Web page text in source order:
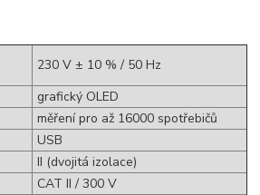
230 V ± 10 % / 50 Hz
grafický OLED
měření pro až 16000 spotřebičů
USB
II (dvojitá izolace)
CAT II / 300 V